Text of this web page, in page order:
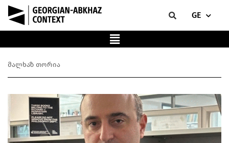
GE
მალხაზ თორია